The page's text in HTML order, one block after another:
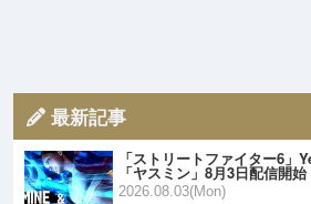
最新記事
「ストリートファイター6」
「ヤスミン」8月3日配信開
2026.08.03(Mon)